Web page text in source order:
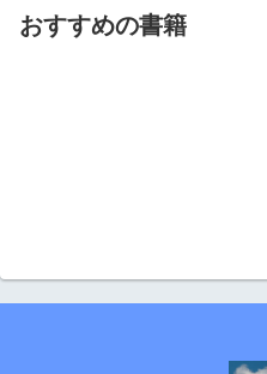
おすすめの書籍